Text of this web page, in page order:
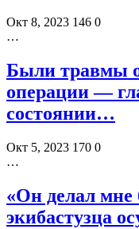
Окт 8, 2023 146 0
…
Были травмы
операции —
состоянии…
Окт 5, 2023 170 0
…
«Он делал мне
экибастузца